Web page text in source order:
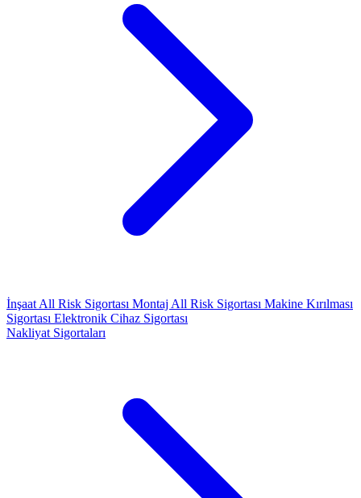
İnşaat All Risk Sigortası Montaj All Risk Sigortası Makine Kırılması
Sigortası Elektronik Cihaz Sigortası
Nakliyat Sigortaları